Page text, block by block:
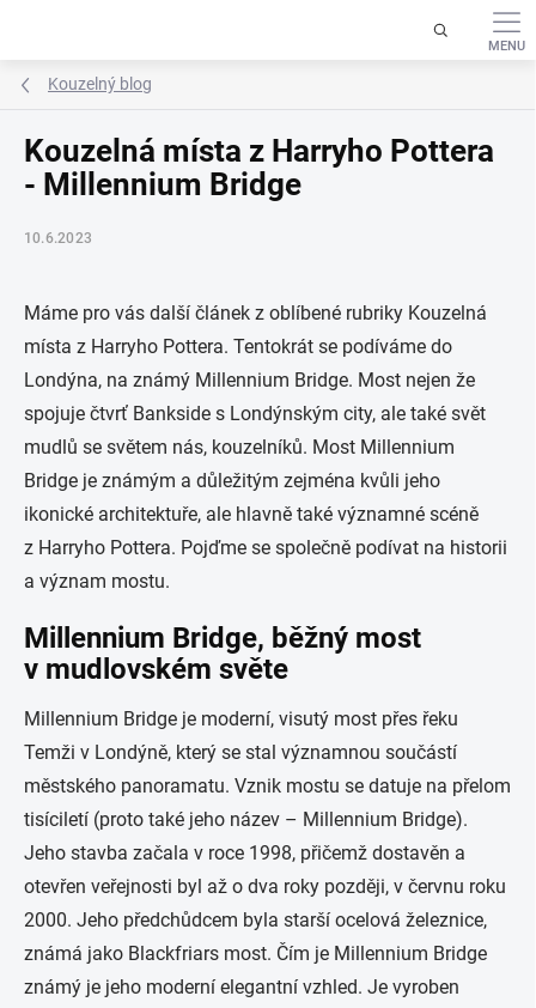
Kouzelný blog
Kouzelná místa z Harryho Pottera
- Millennium Bridge
10.6.2023
Máme pro vás další článek z oblíbené rubriky Kouzelná
místa z Harryho Pottera. Tentokrát se podíváme do
Londýna, na známý Millennium Bridge. Most nejen že
spojuje čtvrť Bankside s Londýnským city, ale také svět
mudlů se světem nás, kouzelníků. Most Millennium
Bridge je známým a důležitým zejména kvůli jeho
ikonické architektuře, ale hlavně také významné scéně
z Harryho Pottera. Pojďme se společně podívat na historii
a význam mostu.
Millennium Bridge, běžný most
v mudlovském světe
Millennium Bridge je moderní, visutý most přes řeku
Temži v Londýně, který se stal významnou součástí
městského panoramatu. Vznik mostu se datuje na přelom
tisíciletí (proto také jeho název – Millennium Bridge).
Jeho stavba začala v roce 1998, přičemž dostavěn a
otevřen veřejnosti byl až o dva roky později, v červnu roku
2000. Jeho předchůdcem byla starší ocelová železnice,
známá jako Blackfriars most. Čím je Millennium Bridge
známý je jeho moderní elegantní vzhled. Je vyroben